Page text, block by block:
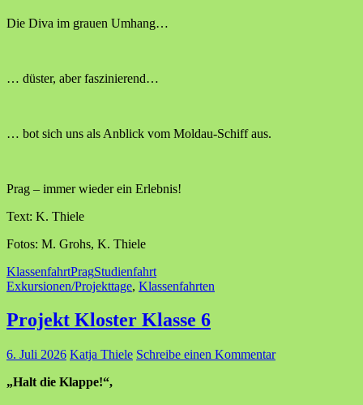
Die Diva im grauen Umhang…
… düster, aber faszinierend…
… bot sich uns als Anblick vom Moldau-Schiff aus.
Prag – immer wieder ein Erlebnis!
Text: K. Thiele
Fotos: M. Grohs, K. Thiele
KlassenfahrtPragStudienfahrt
Exkursionen/Projekttage, Klassenfahrten
Projekt Kloster Klasse 6
6. Juli 2026 Katja Thiele Schreibe einen Kommentar
„Halt die Klappe!“,